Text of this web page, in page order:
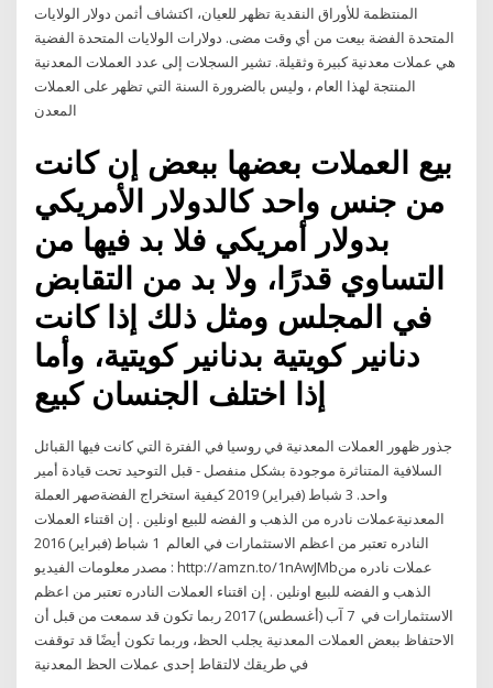
المنتظمة للأوراق النقدية تظهر للعيان، اكتشاف أثمن دولار الولايات
المتحدة الفضة بيعت من أي وقت مضى. دولارات الولايات المتحدة الفضية
هي عملات معدنية كبيرة وثقيلة. تشير السجلات إلى عدد العملات المعدنية
المنتجة لهذا العام ، وليس بالضرورة السنة التي تظهر على العملات
المعدن
بيع العملات بعضها ببعض إن كانت
من جنس واحد كالدولار الأمريكي
بدولار أمريكي فلا بد فيها من
التساوي قدرًا، ولا بد من التقابض
في المجلس ومثل ذلك إذا كانت
دنانير كويتية بدنانير كويتية، وأما
إذا اختلف الجنسان كبيع
جذور ظهور العملات المعدنية في روسيا في الفترة التي كانت فيها القبائل
السلافية المتناثرة موجودة بشكل منفصل - قبل التوحيد تحت قيادة أمير
واحد. 3 شباط (فبراير) 2019 كيفية استخراج الفضةصهر العملة
المعدنيةعملات نادره من الذهب و الفضه للبيع اونلين . إن اقتناء العملات
النادره تعتبر من اعظم الاستثمارات في العالم 1 شباط (فبراير) 2016
مصدر معلومات الفيديو : http://amzn.to/1nAwJMbعملات نادره من
الذهب و الفضه للبيع اونلين . إن اقتناء العملات النادره تعتبر من اعظم
الاستثمارات في 7 آب (أغسطس) 2017 ربما تكون قد سمعت من قبل أن
الاحتفاظ ببعض العملات المعدنية يجلب الحظ، وربما تكون أيضًا قد توقفت